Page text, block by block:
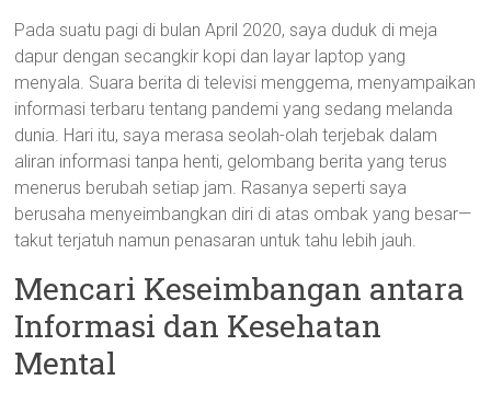
Pada suatu pagi di bulan April 2020, saya duduk di meja
dapur dengan secangkir kopi dan layar laptop yang
menyala. Suara berita di televisi menggema, menyampaikan
informasi terbaru tentang pandemi yang sedang melanda
dunia. Hari itu, saya merasa seolah-olah terjebak dalam
aliran informasi tanpa henti, gelombang berita yang terus
menerus berubah setiap jam. Rasanya seperti saya
berusaha menyeimbangkan diri di atas ombak yang besar—
takut terjatuh namun penasaran untuk tahu lebih jauh.
Mencari Keseimbangan antara
Informasi dan Kesehatan
Mental